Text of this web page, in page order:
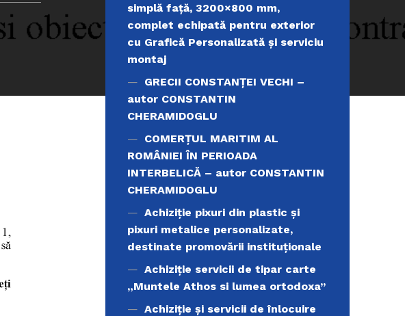
simplă față, 3200×800 mm,
complet echipată pentru exterior
cu Grafică Personalizată și serviciu
montaj
GRECII CONSTANȚEI VECHI –
autor CONSTANTIN
CHERAMIDOGLU
COMERŢUL MARITIM AL
ROMÂNIEI ÎN PERIOADA
INTERBELICĂ – autor CONSTANTIN
CHERAMIDOGLU
Achiziţie pixuri din plastic și
pixuri metalice personalizate,
destinate promovării instituționale
Achiziție servicii de tipar carte
„Muntele Athos si lumea ortodoxa’’
Achiziție și servicii de înlocuire